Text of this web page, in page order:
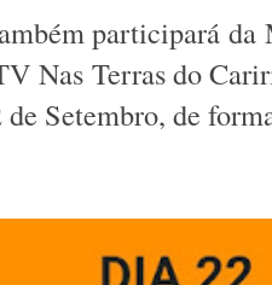
participará da
Nas Terras do
Setembro, de